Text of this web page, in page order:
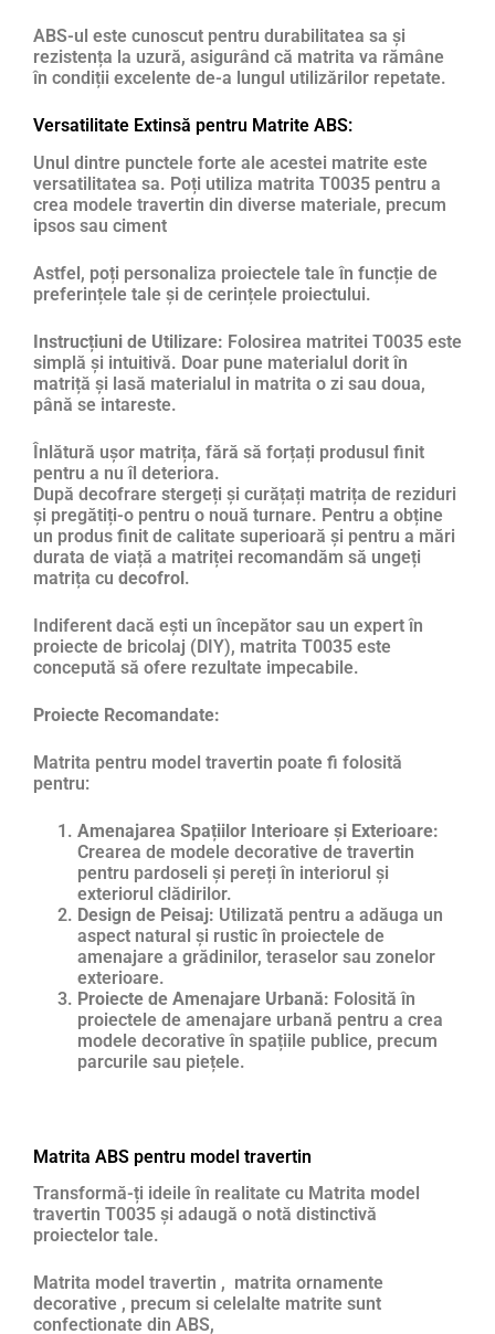
ABS-ul este cunoscut pentru durabilitatea sa și
rezistența la uzură, asigurând că matrita va rămâne
în condiții excelente de-a lungul utilizărilor repetate.
Versatilitate Extinsă pentru Matrite ABS:
Unul dintre punctele forte ale acestei matrite este
versatilitatea sa. Poți utiliza matrita T0035 pentru a
crea modele travertin din diverse materiale, precum
ipsos sau ciment
Astfel, poți personaliza proiectele tale în funcție de
preferințele tale și de cerințele proiectului.
Instrucțiuni de Utilizare: Folosirea matritei T0035 este
simplă și intuitivă. Doar pune materialul dorit în
matriță și lasă materialul in matrita o zi sau doua,
până se intareste.
Înlătură ușor matrița, fără să forțați produsul finit
pentru a nu îl deteriora.
După decofrare stergeți și curățați matrița de reziduri
și pregătiți-o pentru o nouă turnare. Pentru a obține
un produs finit de calitate superioară și pentru a mări
durata de viață a matriței recomandăm să ungeți
matrița cu decofrol.
Indiferent dacă ești un începător sau un expert în
proiecte de bricolaj (DIY), matrita T0035 este
concepută să ofere rezultate impecabile.
Proiecte Recomandate:
Matrita pentru model travertin poate fi folosită
pentru:
Amenajarea Spațiilor Interioare și Exterioare:
Crearea de modele decorative de travertin
pentru pardoseli și pereți în interiorul și
exteriorul clădirilor.
Design de Peisaj: Utilizată pentru a adăuga un
aspect natural și rustic în proiectele de
amenajare a grădinilor, teraselor sau zonelor
exterioare.
Proiecte de Amenajare Urbană: Folosită în
proiectele de amenajare urbană pentru a crea
modele decorative în spațiile publice, precum
parcurile sau piețele.
Matrita ABS pentru model travertin
Transformă-ți ideile în realitate cu Matrita model
travertin T0035 și adaugă o notă distinctivă
proiectelor tale.
Matrita model travertin , matrita ornamente
decorative , precum si celelalte matrite sunt
confectionate din ABS,